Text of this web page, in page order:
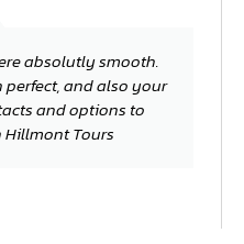
absolutly smooth.
and also your
and options to
Hillmont Tours